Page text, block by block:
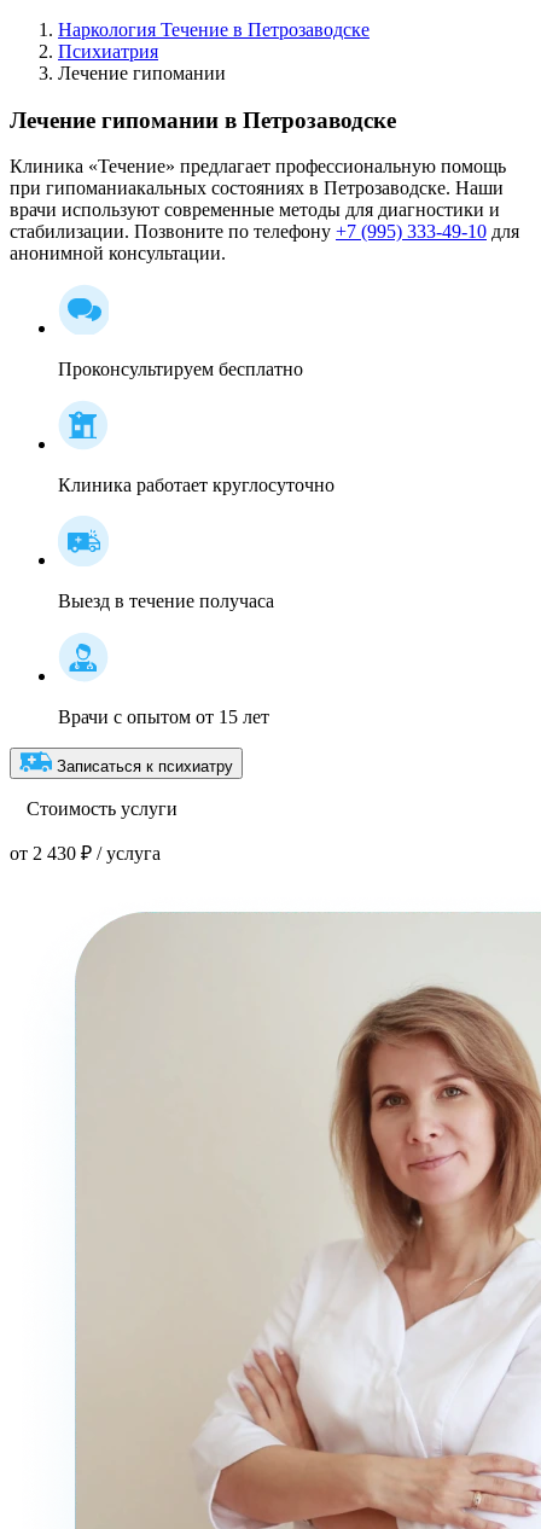
Наркология Течение в Петрозаводске
Психиатрия
Лечение гипомании
Лечение гипомании в Петрозаводске
Клиника «Течение» предлагает профессиональную помощь
при гипоманиакальных состояниях в Петрозаводске. Наши
врачи используют современные методы для диагностики и
стабилизации. Позвоните по телефону +7 (995) 333-49-10 для
анонимной консультации.
Проконсультируем бесплатно
Клиника работает круглосуточно
Выезд в течение получаса
Врачи с опытом от 15 лет
Записаться к психиатру
Стоимость услуги
от 2 430 ₽ / услуга